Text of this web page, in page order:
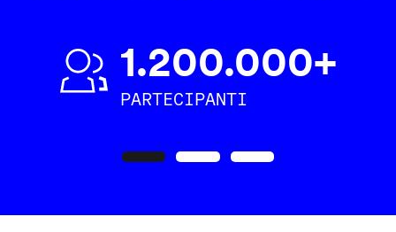
1.200.000+
PARTECIPANTI